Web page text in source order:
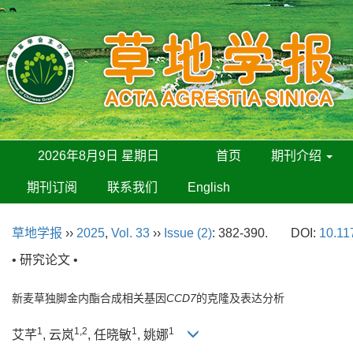
2026年8月9日 星期日 首页 期刊介绍
期刊订阅 联系我们 English
草地学报 ›› 2025, Vol. 33 ›› Issue (2): 382-390. DOI:
• 研究论文 •
新麦草独脚金内酯合成相关基因CCD7的克隆及表达分析
艾芊1, 云岚1,2, 任晓敏1, 姚娜1